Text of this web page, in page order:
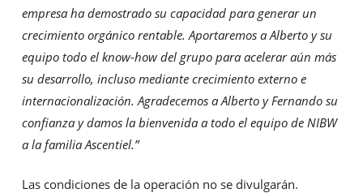
empresa ha demostrado su capacidad para generar un
crecimiento orgánico rentable. Aportaremos a Alberto y su
equipo todo el know-how del grupo para acelerar aún más
su desarrollo, incluso mediante crecimiento externo e
internacionalización. Agradecemos a Alberto y Fernando su
confianza y damos la bienvenida a todo el equipo de NIBW
a la familia Ascentiel.”
Las condiciones de la operación no se divulgarán.